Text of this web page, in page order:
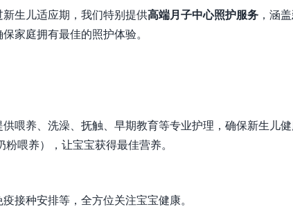
生儿适应期，我们特别提供高端月子中心照护服务 ，涵盖
家庭拥有最佳的照护体验。
喂养、洗澡、抚触、早期教育等专业护理，确保新生儿健
喂养），让宝宝获得最佳营养。
接种安排等，全方位关注宝宝健康。